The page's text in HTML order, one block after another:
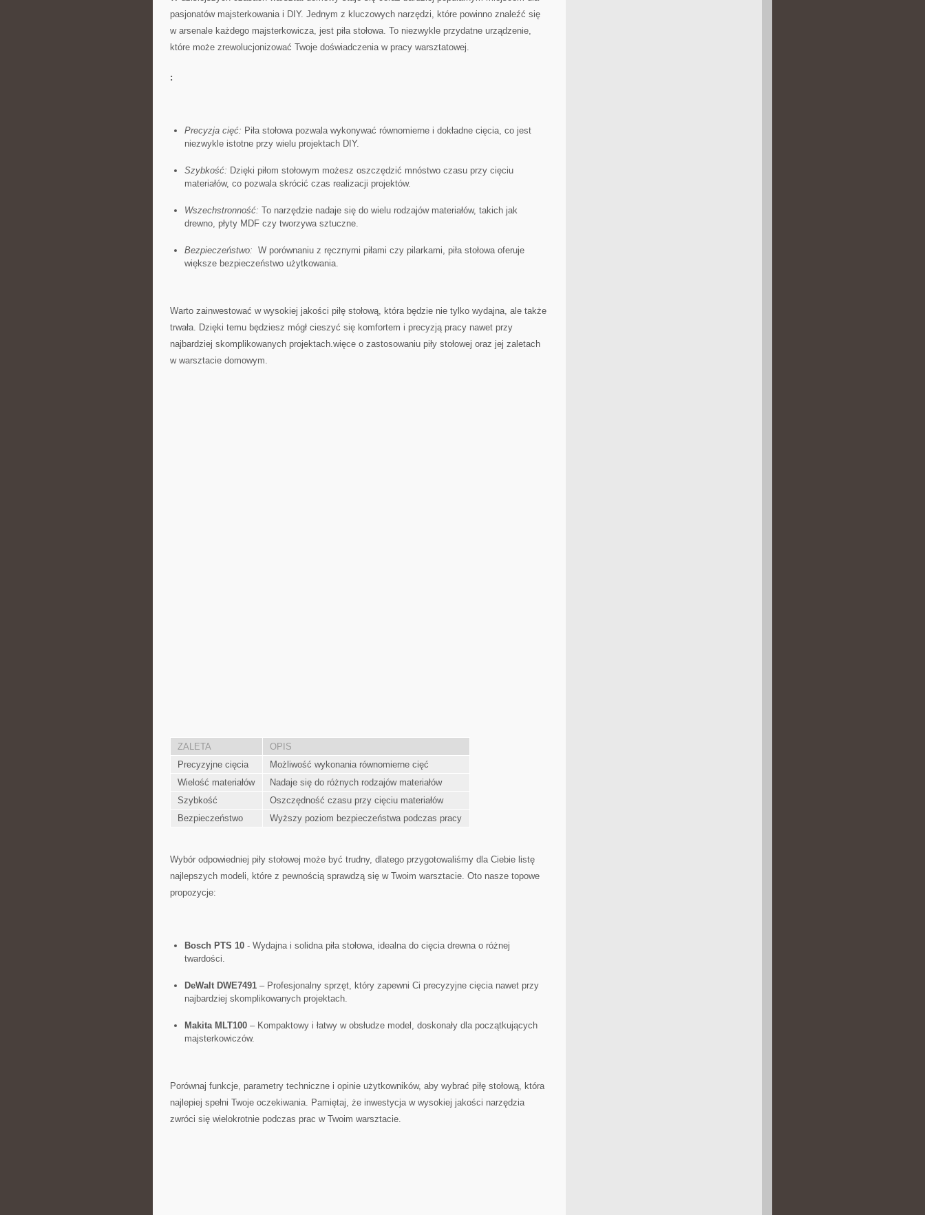
pasjonatów majsterkowania i DIY. Jednym z kluczowych⁤ narzędzi, które powinno znaleźć się⁣
w ⁢arsenale każdego ⁣majsterkowicza, jest piła stołowa. To niezwykle​ przydatne urządzenie,
które może zrewolucjonizować Twoje doświadczenia w‌ pracy warsztatowej.
:
Precyzja cięć: Piła stołowa​ pozwala wykonywać⁣ równomierne i dokładne cięcia, co jest
niezwykle istotne przy wielu projektach DIY.
Szybkość: Dzięki piłom ‍stołowym możesz oszczędzić mnóstwo czasu przy⁤ cięciu
materiałów, co pozwala ‌skrócić czas realizacji projektów.
Wszechstronność: To narzędzie nadaje się do wielu rodzajów materiałów, takich jak
drewno, płyty MDF czy tworzywa⁤ sztuczne.
Bezpieczeństwo: ⁤ W porównaniu z ręcznymi piłami czy pilarkami, piła stołowa oferuje
większe bezpieczeństwo użytkowania.
Warto zainwestować w wysokiej jakości piłę stołową, ⁤która będzie nie tylko wydajna, ale także
trwała. Dzięki temu będziesz mógł cieszyć się komfortem i precyzją ‌pracy nawet przy
najbardziej skomplikowanych projektach.więce o zastosowaniu piły stołowej ⁤oraz jej zaletach‌
w warsztacie domowym.
ZALETA
OPIS
Precyzyjne cięcia
Możliwość wykonania ​równomierne cięć
Wielość materiałów
Nadaje się do różnych rodzajów materiałów
Szybkość
Oszczędność czasu przy cięciu‌ materiałów
Bezpieczeństwo
Wyższy poziom bezpieczeństwa podczas pracy
Wybór odpowiedniej piły stołowej⁢ może być⁣ trudny, dlatego przygotowaliśmy dla Ciebie listę
najlepszych ⁤modeli, które z pewnością sprawdzą się w Twoim warsztacie. Oto nasze⁣ topowe
propozycje:
Bosch PTS 10‌- Wydajna i solidna‌ piła stołowa, idealna do cięcia drewna o różnej⁤
twardości.
DeWalt DWE7491– Profesjonalny sprzęt, który zapewni Ci⁤ precyzyjne cięcia ⁣nawet przy
najbardziej skomplikowanych projektach.
Makita MLT100– Kompaktowy i łatwy w obsłudze model, doskonały ⁢dla początkujących
majsterkowiczów.
Porównaj funkcje, ⁣parametry techniczne i opinie użytkowników, aby wybrać piłę stołową, która⁢
najlepiej spełni Twoje oczekiwania. Pamiętaj, że inwestycja w​ wysokiej​ jakości narzędzia
zwróci się wielokrotnie podczas prac w Twoim‍ warsztacie.